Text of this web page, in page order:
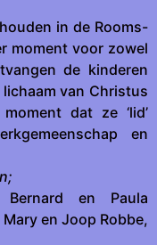
in de Rooms-
moment voor zowel
de kinderen
van Christus
dat ze ‘lid’
en
en Paula
en Joop Robbe,